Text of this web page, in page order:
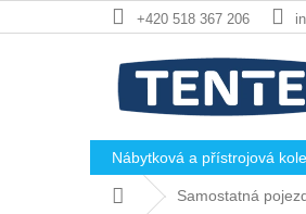
na
+420 518 367 206
Nábytková a přístrojová
Domů Samostatná